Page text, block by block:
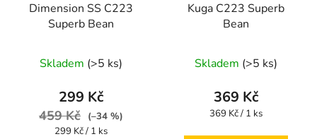
Dimension SS C223
Superb Bean
Skladem (>5 ks)
299 Kč
459 Kč
(–34 %)
Měrná
299 Kč / 1 ks
Kuga C223 Superb
Bean
Skladem (>5 ks)
369 Kč
Měrná
369 Kč / 1 ks